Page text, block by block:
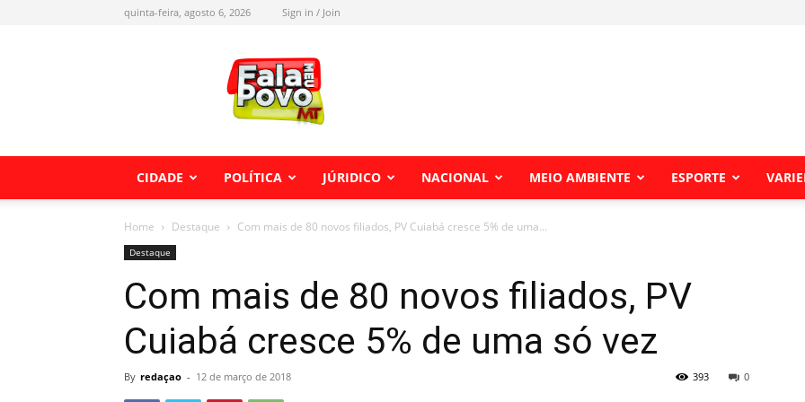
quinta-feira, agosto 6, 2026 Sign in / Join
Fala
meu
Povo
MT
CIDADE POLÍTICA JÚRIDICO NACIONAL MEIO AMBIENTE ESPORTE
Home Destaque Com mais de 80 novos filiados, PV Cuiabá cresce 5% de uma...
Destaque
Com mais de 80 novos filiados, PV
Cuiabá cresce 5% de uma só vez
By redaçao - 12 de março de 2018 0
393